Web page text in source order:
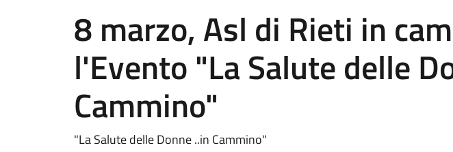
8 marzo, Asl di Rieti in
l'Evento "La Salute delle
Cammino"
"La Salute delle Donne ..in Cammino"